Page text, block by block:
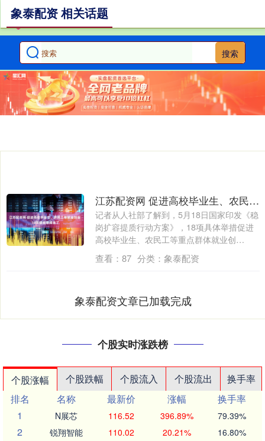
搜索
象泰配资 相关话题
江苏配资网 促进高校毕业生、农民工等就业创业 18项硬核举措来了
记者从人社部了解到，5月18日国家印发《稳
岗扩容提质行动方案》，18项具体举措促进
高校毕业生、农民工等重点群体就业创
业。....
查看： 87 分类： 象泰配资
象泰配资文章已加载完成
个股实时涨跌榜
个股涨幅 个股跌幅 个股流入 个股流出
换手率
排名
名称 最新价 涨幅
换手率
1
N展芯 116.52 396.89% 79.39%
2 锐翔智能 110.02 20.21% 16.80%